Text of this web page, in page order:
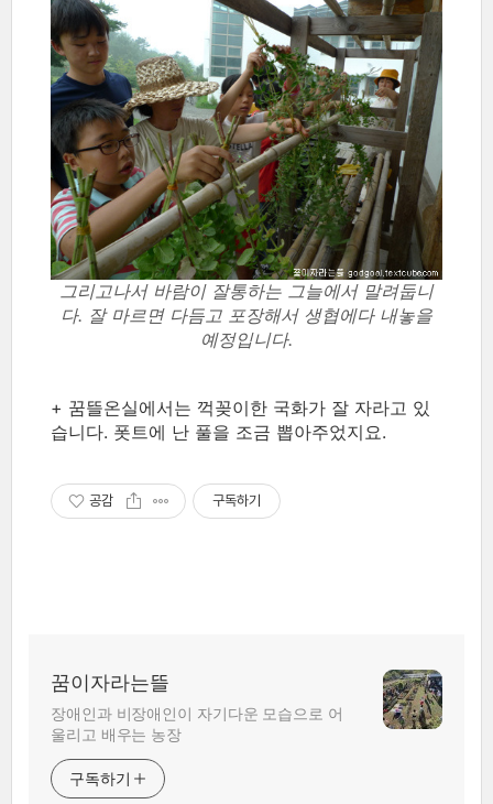
그리고나서 바람이 잘통하는 그늘에서 말려둡니
다. 잘 마르면 다듬고 포장해서 생협에다 내놓을
예정입니다.
+ 꿈뜰온실에서는 꺽꽂이한 국화가 잘 자라고 있
습니다. 폿트에 난 풀을 조금 뽑아주었지요.
공감 구독하기
꿈이자라는뜰
장애인과 비장애인이 자기다운 모습으로 어
울리고 배우는 농장
구독하기